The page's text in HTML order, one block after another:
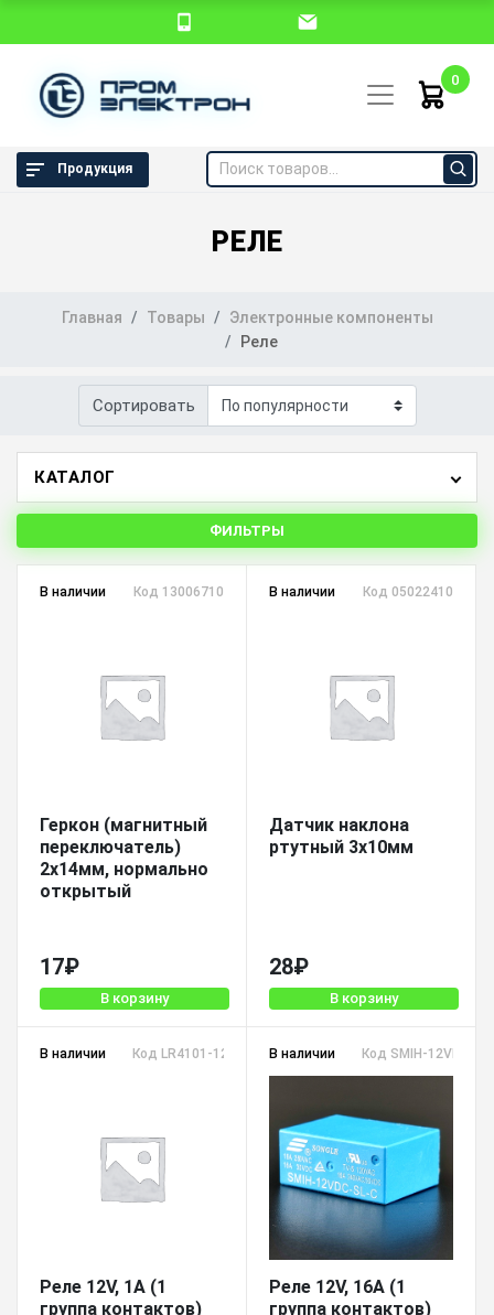
0
Продукция
РЕЛЕ
Главная Товары
Электронные компоненты
Реле
Сортировать
КАТАЛОГ
В наличии Код 13006710
Геркон (магнитный
переключатель)
2х14мм, нормально
открытый
17₽
В корзину
В наличии Код 05022410
Датчик наклона
ртутный 3х10мм
28₽
В корзину
В наличии Код LR4101-12VDC-1C
Реле 12V, 1A (1
группа контактов)
В наличии Код SMIH-12VDC-
Реле 12V, 16A (1
группа контактов)
ФИЛЬТРЫ